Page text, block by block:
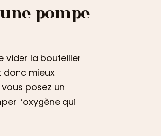
pompe
vider la bouteiller
donc mieux
posez un
l’oxygène qui